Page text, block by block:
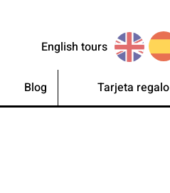
Blog Tarjeta regalo
English tours